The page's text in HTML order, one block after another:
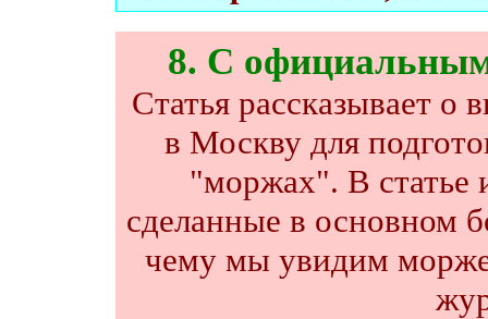
8. С
Статья рассказывает о
в Москву для
"моржах". В статье
сделанные в основном
чему мы увидим